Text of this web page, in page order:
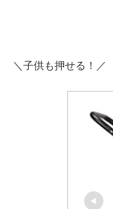
＼子供も押せる！／